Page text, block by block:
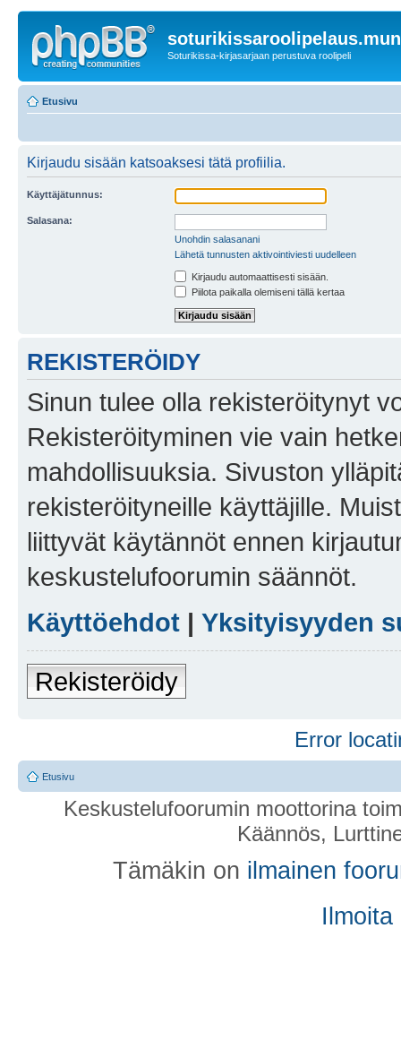
Soturikissa-kirjasarjaan perustuva roolipeli
Etusivu
Kirjaudu sisään katsoaksesi tätä profiilia.
Käyttäjätunnus:
Salasana:
Unohdin salasanani
Lähetä tunnusten aktivointiviesti uudelleen
Kirjaudu automaattisesti sisään.
Piilota paikalla olemiseni tällä kertaa
REKISTERÖIDY
Sinun tulee olla rekisteröitynyt
Rekisteröityminen vie vain
mahdollisuuksia. Sivuston
rekisteröityneille käyttäjille.
liittyvät käytännöt ennen
keskustelufoorumin säännöt.
Käyttöehdot | Yksityisyyden
Rekisteröidy
Error
Etusivu
Keskustelufoorumin moottorina
Käännös,
Tämäkin on ilmainen